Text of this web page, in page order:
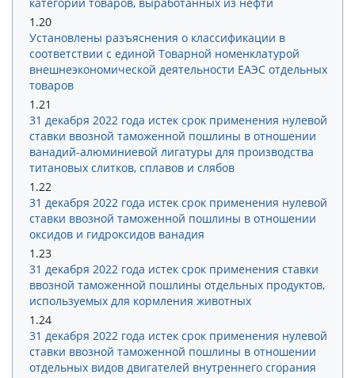
категории товаров, выработанных из нефти
1.20
Установлены разъяснения о классификации в
соответствии с единой Товарной номенклатурой
внешнеэкономической деятельности ЕАЭС отдельных
товаров
1.21
31 декабря 2022 года истек срок применения нулевой
ставки ввозной таможенной пошлины в отношении
ванадий-алюминиевой лигатуры для производства
титановых слитков, сплавов и слябов
1.22
31 декабря 2022 года истек срок применения нулевой
ставки ввозной таможенной пошлины в отношении
оксидов и гидроксидов ванадия
1.23
31 декабря 2022 года истек срок применения ставки
ввозной таможенной пошлины отдельных продуктов,
используемых для кормления животных
1.24
31 декабря 2022 года истек срок применения нулевой
ставки ввозной таможенной пошлины в отношении
отдельных видов двигателей внутреннего сгорания